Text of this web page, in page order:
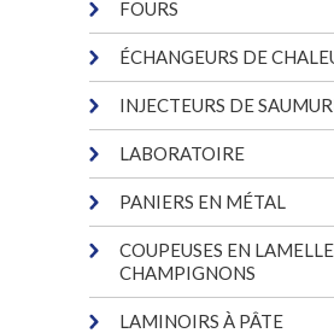
FOURS
ÉCHANGEURS DE
INJECTEURS DE
LABORATOIRE
PANIERS EN MÉTAL
COUPEUSES EN
CHAMPIGNONS
LAMINOIRS À PÂTE